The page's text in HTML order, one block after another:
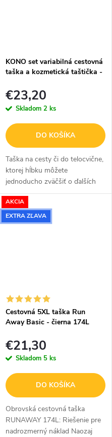
KONO set variabilná cestovná
taška a kozmetická taštička -
€23,20
Skladom 2 ks
DO KOŠÍKA
Taška na cesty či do telocvične,
ktorej hĺbku môžete
jednoducho zväčšiť o ďalších
12 cm, staší odopnúť zips.
Súčasťou balenia je kozmetická
taštička na toaletné potreby.
Vo...
AKCIA
EXTRA ZĽAVA
Cestovná 5XL taška Run
Away Basic - čierna 174L
€21,30
Skladom 5 ks
DO KOŠÍKA
Obrovská cestovná taška
RUNAWAY 174L: Riešenie pre
nadrozmerný náklad Naozaj